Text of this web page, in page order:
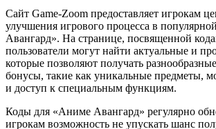
Сайт Game-Zoom предоставляет игрокам
улучшения игрового процесса в
Авангард». На странице, посвященной
пользователи могут найти актуальные и
которые позволяют получать
бонусы, такие как уникальные предметы,
и доступ к специальным функциям.
Коды для «Аниме Авангард» регулярно
игрокам возможность не упускать шанс